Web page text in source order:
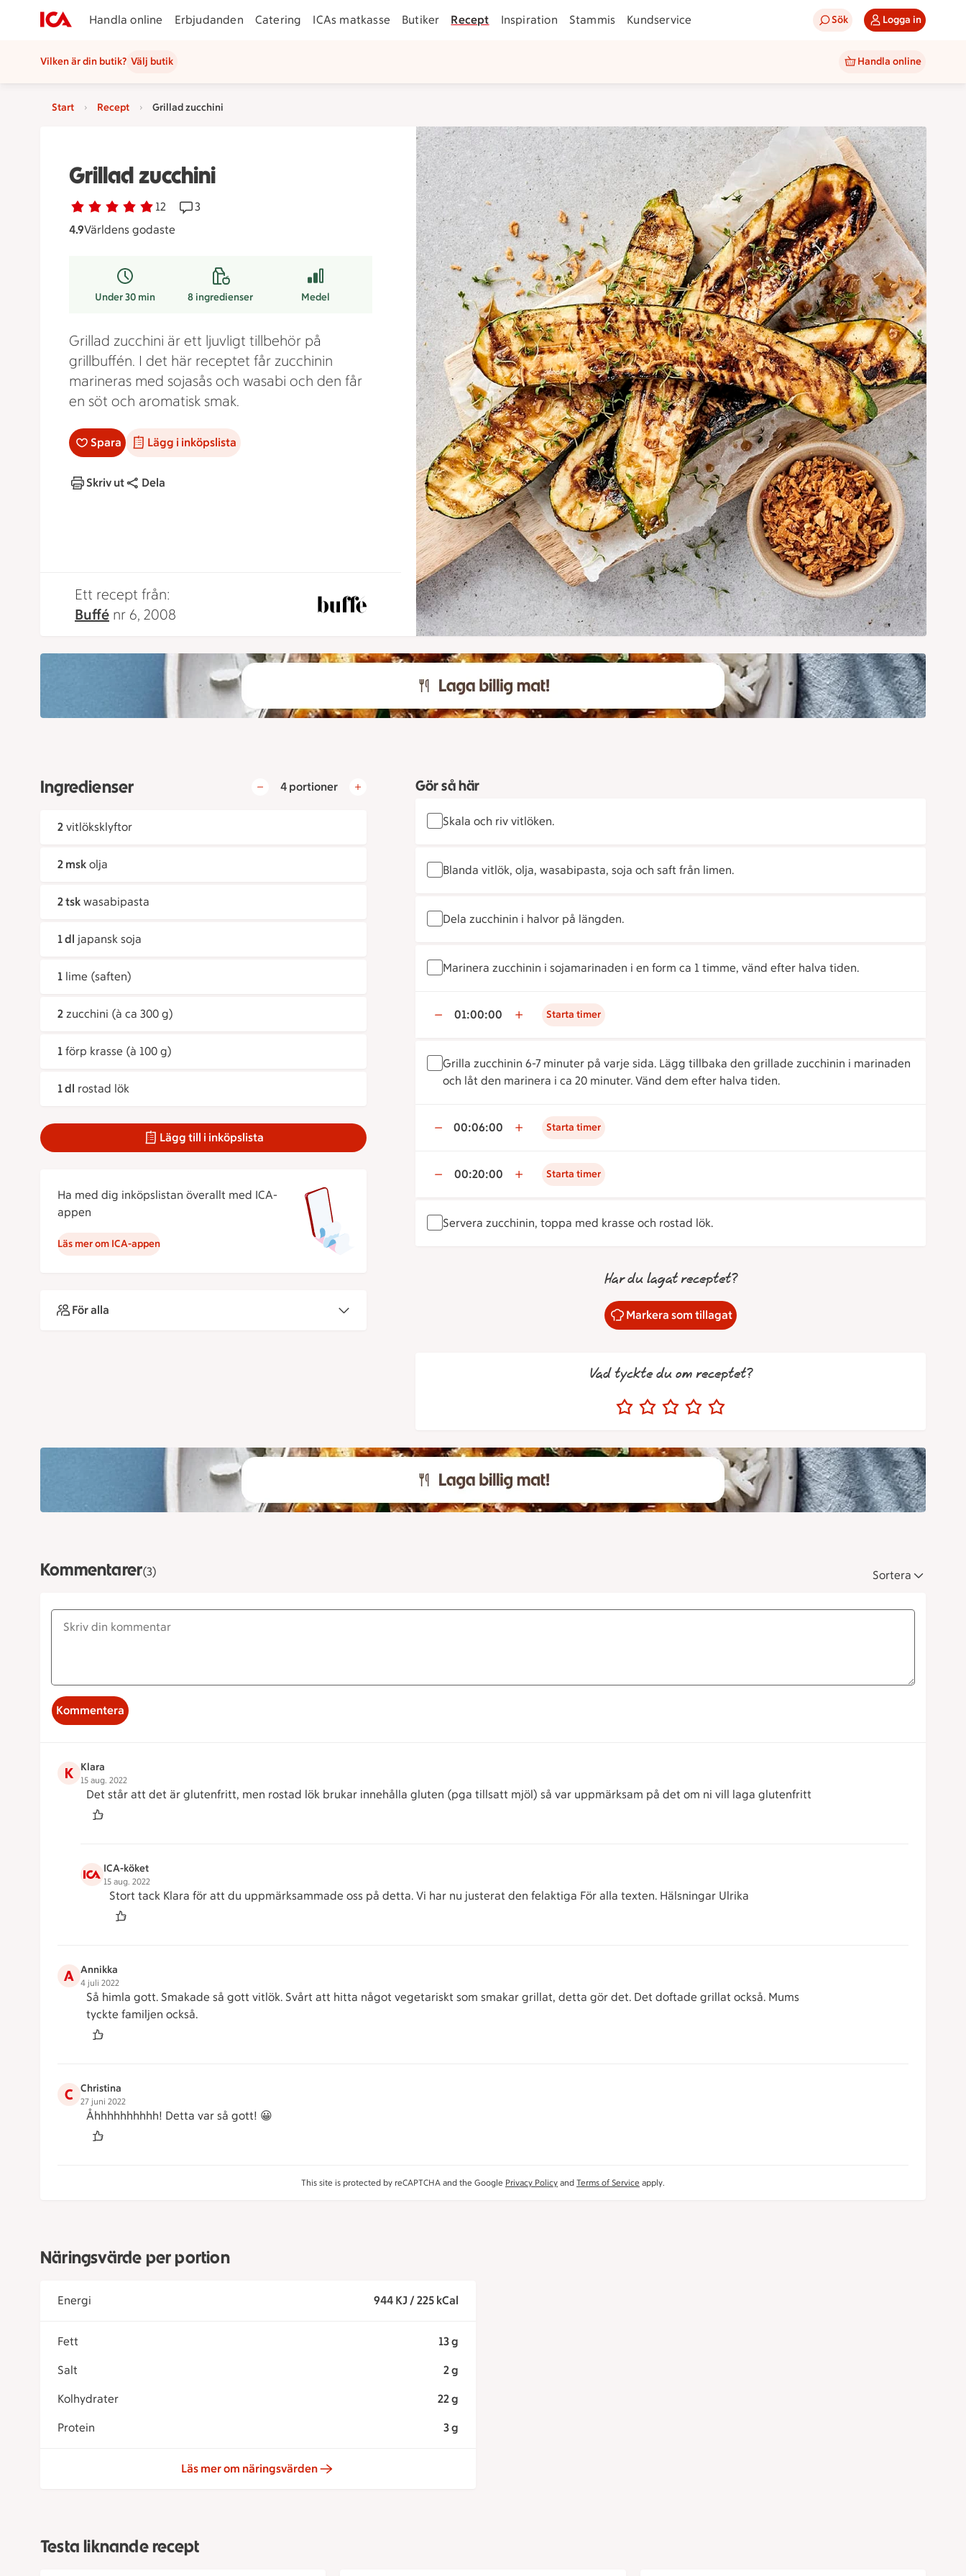
Handla online Erbjudanden Catering ICAs matkasse Butiker Recept Inspiration Stammis Kundservice Sök Logga in
Vilken är din butik? Välj butik Handla online
Start Recept Grillad zucchini
Grillad zucchini
Betyg 4.9 av 5. 12
12 personer har röstatReceptet har 3 kommentarer
3
4.9Världens godaste
Under 30 min 8ingredienser Medel
Grillad zucchini är ett ljuvligt tillbehör på
grillbuffén. I det här receptet får zucchinin
marineras med sojasås och wasabi och den får
en söt och aromatisk smak.
Spara Lägg i inköpslista
Skriv ut Dela
Ett recept från:
Buffé nr 6, 2008
Ingredienser 4 portioner
2 vitlöksklyftor
2 msk olja
2 tsk wasabipasta
1 dl japansk soja
1 lime (saften)
2 zucchini (à ca 300 g)
1 förp krasse (à 100 g)
1 dl rostad lök
Lägg till i inköpslista
Ha med dig inköpslistan överallt med ICA-
appen
Läs mer om ICA-appen
För alla
Gör så här
Skala och riv vitlöken.
Blanda vitlök, olja, wasabipasta, soja och saft från limen.
Dela zucchinin i halvor på längden.
Marinera zucchinin i sojamarinaden i en form ca 1 timme, vänd efter halva tiden.
01:00:00 Starta timer
Grilla zucchinin 6-7 minuter på varje sida. Lägg tillbaka den grillade zucchinin i marinaden
och låt den marinera i ca 20 minuter. Vänd dem efter halva tiden.
00:06:00 Starta timer
00:20:00 Starta timer
Servera zucchinin, toppa med krasse och rostad lök.
Har du lagat receptet?
Markera som tillagat
Vad tyckte du om receptet?
Kommentarer(3) Sortera
Kommentera
K Klara
15 aug. 2022
Det står att det är glutenfritt, men rostad lök brukar innehålla gluten (pga tillsatt mjöl) så var uppmärksam på det om ni vill laga glutenfritt
ICA-köket
15 aug. 2022
Stort tack Klara för att du uppmärksammade oss på detta. Vi har nu justerat den felaktiga För alla texten. Hälsningar Ulrika
A Annikka
4 juli 2022
Så himla gott. Smakade så gott vitlök. Svårt att hitta något vegetariskt som smakar grillat, detta gör det. Det doftade grillat också. Mums
tyckte familjen också.
C Christina
27 juni 2022
Åhhhhhhhhhh! Detta var så gott! 😀
This site is protected by reCAPTCHA and the Google Privacy Policy and Terms of Service apply.
Näringsvärde per portion
Energi 944 KJ / 225 kCal
Fett 13 g
Salt 2 g
Kolhydrater 22 g
Protein 3 g
Läs mer om näringsvärden
Testa liknande recept